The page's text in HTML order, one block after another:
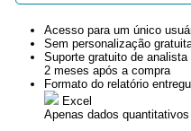
Acesso para um único
Sem personalização
Suporte gratuito de analista
2 meses após a compra
Formato do relatório
Excel
Apenas dados quantitativos